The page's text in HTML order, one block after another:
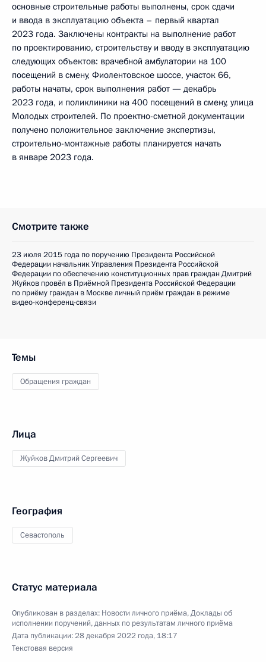
основные строительные работы выполнены, срок сдачи
и ввода в эксплуатацию объекта – первый квартал
2023 года. Заключены контракты на выполнение работ
по проектированию, строительству и вводу в эксплуатацию
следующих объектов: врачебной амбулатории на 100
посещений в смену, Фиолентовское шоссе, участок 66,
работы начаты, срок выполнения работ — декабрь
2023 года, и поликлиники на 400 посещений в смену, улица
Молодых строителей. По проектно-сметной документации
получено положительное заключение экспертизы,
строительно-монтажные работы планируется начать
в январе 2023 года.
Смотрите также
23 июля 2015 года по поручению Президента Российской
Федерации начальник Управления Президента Российской
Федерации по обеспечению конституционных прав граждан Дмитрий
Жуйков провёл в Приёмной Президента Российской Федерации
по приёму граждан в Москве личный приём граждан в режиме
видео-конференц-связи
Темы
Обращения граждан
Лица
Жуйков Дмитрий Сергеевич
География
Севастополь
Статус материала
Опубликован в разделах: Новости личного приёма,Доклады об
исполнении поручений, данных по результатам личного приёма
Дата публикации:28 декабря 2022 года, 18:17
Текстовая версия